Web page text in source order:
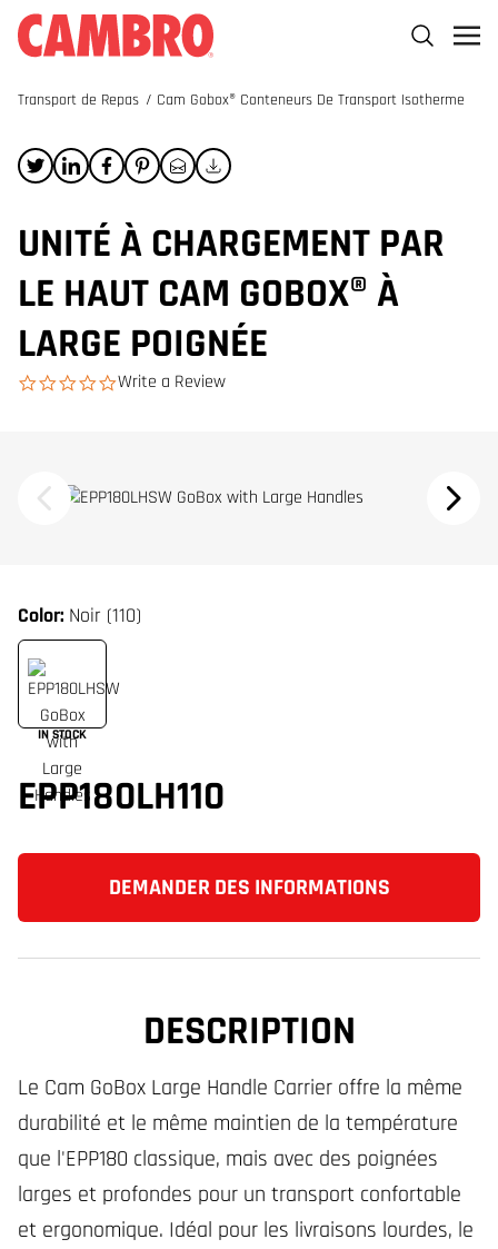
Transport de Repas / Cam Gobox® Conteneurs De Transport Isotherme
UNITÉ À CHARGEMENT PAR
LE HAUT CAM GOBOX® À
LARGE POIGNÉE
0.0 star rating
Write a Review
Color: Noir (110)
IN STOCK
EPP180LH110
DEMANDER DES INFORMATIONS
DESCRIPTION
Le Cam GoBox Large Handle Carrier offre la même
durabilité et le même maintien de la température
que l'EPP180 classique, mais avec des poignées
larges et profondes pour un transport confortable
et ergonomique. Idéal pour les livraisons lourdes, le